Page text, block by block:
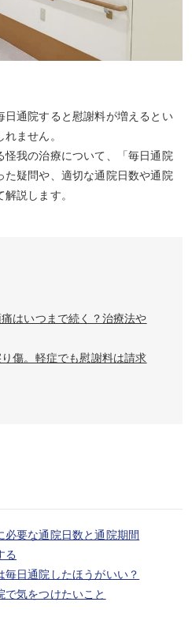
通院すると慰謝料が増えるとい
ません。
我の治療について、「毎日通院
た疑問や、適切な通院日数や通院
説します。
はいつまで続く？治療法や
傷。軽症でも慰謝料は請求
必要な通院日数と通院期間
る
毎日通院したほうがいい？
で気をつけたいこと